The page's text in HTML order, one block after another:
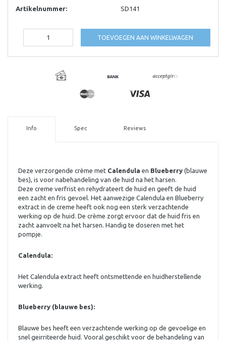
Artikelnummer:
SD141
TOEVOEGEN AAN WINKELWAGEN
Info Spec Reviews
Deze verzorgende crème met Calendula en Blueberry (blauwe
bes), is voor nabehandeling van de huid na het harsen.
Deze creme verfrist en rehydrateert de huid en geeft de huid
een zacht en fris gevoel. Het aanwezige Calendula en Blueberry
extract in de creme heeft ook nog een sterk verzachtende
werking op de huid. De crème zorgt ervoor dat de huid fris en
zacht aanvoelt na het harsen. Handig te doseren met het
pompje.
Calendula:
Het Calendula extract heeft ontsmettende en huidherstellende
werking.
Blueberry (blauwe bes):
Blauwe bes heeft een verzachtende werking op de gevoelige en
snel geirriteerde huid. Vooral geschikt voor de behandeling van